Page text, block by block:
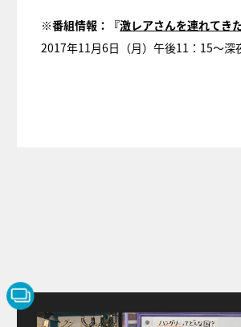
※番組情報：『激レアさんを連れてきた
2017年11月6日（月）午後11：15～深